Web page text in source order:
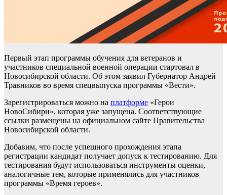
Первый этап программы обучения для ветеранов и
участников специальной военной операции стартовал в
Новосибирской области. Об этом заявил Губернатор Андрей
Травников во время спецвыпуска программы «Вести».
Зарегистрироваться можно на платформе «Герои
НовоСибири», которая уже запущена. Соответствующие
ссылки размещены на официальном сайте Правительства
Новосибирской области.
Добавим, что после успешного прохождения этапа
регистрации кандидат получает допуск к тестированию. Для
тестирования будут использоваться инструменты оценки,
аналогичные тем, которые применялись для участников
программы «Время героев».